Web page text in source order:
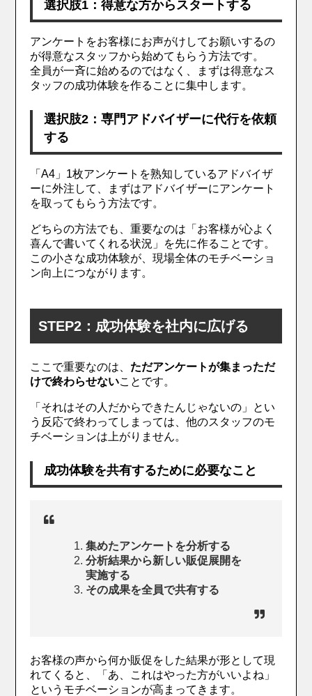
選択肢1：得意な方からスタートする
アンケートをお客様にお声がけしてお願いするの
が得意なスタッフから始めてもらう方法です。
全員が一斉に始めるのではなく、まずは得意なス
タッフの成功体験を作ることに集中します。
選択肢2：専門アドバイザーに代行を依頼
する
「A4」1枚アンケートを熟知しているアドバイザ
ーに外注して、まずはアドバイザーにアンケート
を取ってもらう方法です。
どちらの方法でも、重要なのは「お客様が心よく
喜んで書いてくれる状況」を先に作ることです。
この小さな成功体験が、現場全体のモチベーショ
ン向上につながります。
STEP2：成功体験を社内に広げる
ここで重要なのは、 ただアンケートが集まっただ
けで終わらせないことです。
「それはその人だからできたんじゃないの」とい
う反応で終わってしまっては、他のスタッフのモ
チベーションは上がりません。
成功体験を共有するために必要なこと
集めたアンケートを分析する
分析結果から新しい販促展開を
実施する
その成果を全員で共有する
お客様の声から何か販促をした結果が形として現
れてくると、「あ、これはやった方がいいよね」
というモチベーションが高まってきます。